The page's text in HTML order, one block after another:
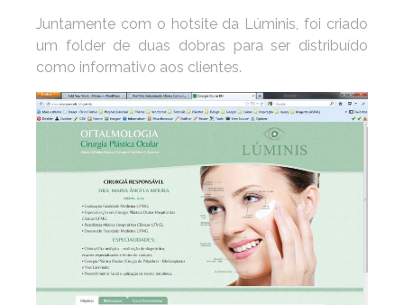
Juntamente com o hotsite da Lúminis, foi criado
um folder de duas dobras para ser distribuído
como informativo aos clientes.